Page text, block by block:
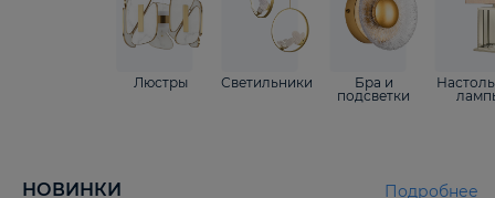
Люстры Светильники
Бра и
подсветки
НОВИНКИ Подробнее